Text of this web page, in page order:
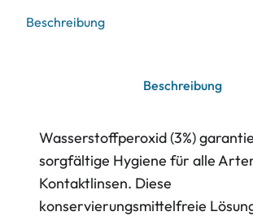
Beschreibung
Beschreibung
Wasserstoffperoxid (3%)
sorgfältige Hygiene für alle
Kontaktlinsen. Diese
konservierungsmittelfreie